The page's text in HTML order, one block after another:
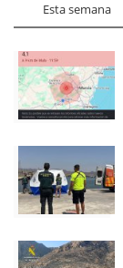
Esta semana